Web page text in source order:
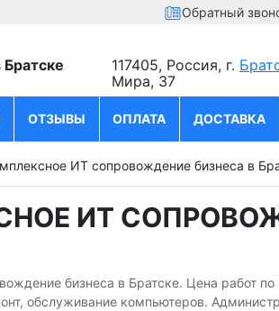
Обратный
117405, Россия, г.
Мира, 37
ОТЗЫВЫ ОПЛАТА ДОСТАВКА
ИТ сопровождение бизнеса в
ИТ
бизнеса в Братске. Цена работ
обслуживание компьютеров.